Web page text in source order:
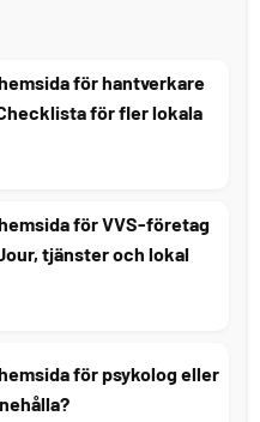
för hantverkare
för fler lokala
för VVS-företag
tjänster och lokal
för psykolog eller